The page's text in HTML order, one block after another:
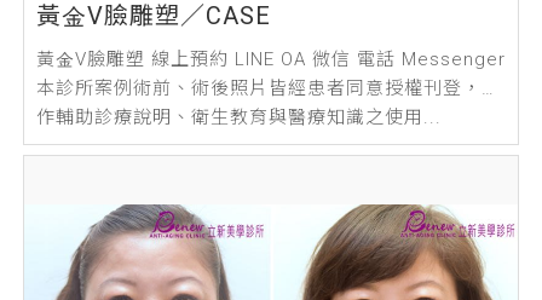
黃金V臉雕塑／CASE
黃金V臉雕塑 線上預約 LINE OA 微信 電話 Messenger
本診所案例術前、術後照片皆經患者同意授權刊登，僅
作輔助診療說明、衛生教育與醫療知識之使用...